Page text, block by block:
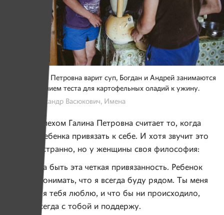
Пока Галина Петровна варит суп, Богдан и Андрей занимаются
приготовлением теста для картофельных оладий к ужину.
Фото: Александр Васюкович, Имена
Своим успехом Галина Петровна считает то, когда
удается ребенка привязать к себе. И хотя звучит это
немного странно, но у женщины своя философия:
— Должна быть эта четкая привязанность. Ребенок
должен понимать, что я всегда буду рядом. Ты меня
любишь, я тебя люблю, и что бы ни происходило,
я буду всегда с тобой и поддержу.